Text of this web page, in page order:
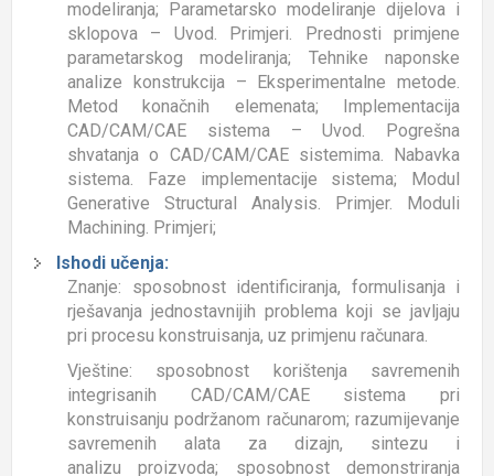
modeliranja; Parametarsko modeliranje dijelova i
sklopova – Uvod. Primjeri. Prednosti primjene
parametarskog modeliranja; Tehnike naponske
analize konstrukcija – Eksperimentalne metode.
Metod konačnih elemenata; Implementacija
CAD/CAM/CAE sistema – Uvod. Pogrešna
shvatanja o CAD/CAM/CAE sistemima. Nabavka
sistema. Faze implementacije sistema; Modul
Generative Structural Analysis. Primjer. Moduli
Machining. Primjeri;
Ishodi učenja:
Znanje: sposobnost identificiranja, formulisanja i
rješavanja jednostavnijih problema koji se javljaju
pri procesu konstruisanja, uz primjenu računara.
Vještine: sposobnost korištenja savremenih
integrisanih CAD/CAM/CAE sistema pri
konstruisanju podržanom računarom; razumijevanje
savremenih alata za dizajn, sintezu i
analizu proizvoda; sposobnost demonstriranja